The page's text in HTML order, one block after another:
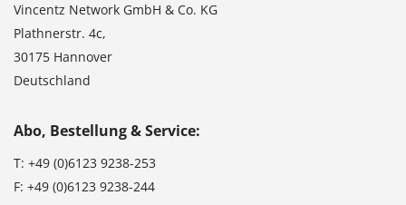
Vincentz Network GmbH & Co. KG
Plathnerstr. 4c,
30175 Hannover
Deutschland
Abo, Bestellung & Service:
T: +49 (0)6123 9238-253
F: +49 (0)6123 9238-244